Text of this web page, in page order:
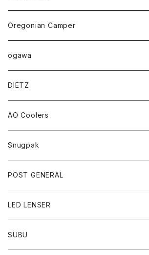
Oregonian Camper
ogawa
DIETZ
AO Coolers
Snugpak
POST GENERAL
LED LENSER
SUBU